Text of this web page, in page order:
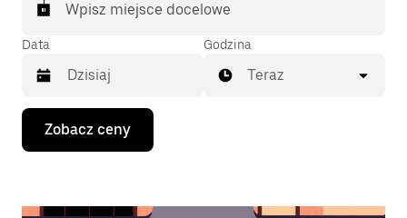
Wpisz miejsce docelowe
Data
Naciśnij
klawisz
strzałki
Godzina
Teraz
Zobacz ceny